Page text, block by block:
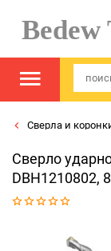
Bedew
Сверла и
Сверло
DBH1210802,